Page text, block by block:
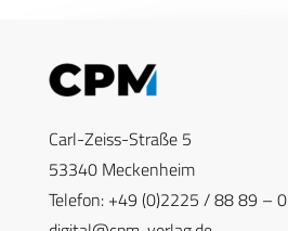
Carl-Zeiss-Straße 5
53340 Meckenheim
Telefon: +49 (0)2225 / 88 89 – 0